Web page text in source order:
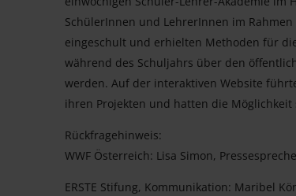
SchülerInnen und LehrerInnen im
eingeschult und erhielten Methoden für
während des Schuljahrs über den
werden. Auf der interaktiven Website
ihren Projekten und hatten die
Rückfragehinweis:
WWF Österreich: Lisa Simon,
ERSTE Stifung, Kommunikation: Maribel